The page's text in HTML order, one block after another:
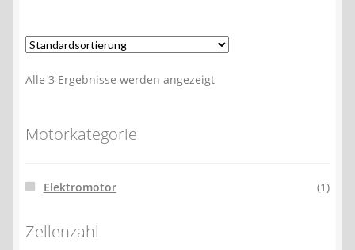
Alle 3 Ergebnisse werden angezeigt
Motorkategorie
Elektromotor (1)
Zellenzahl